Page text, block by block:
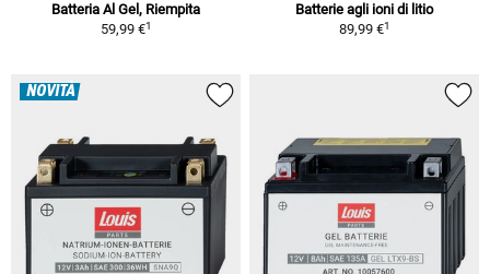
Batteria Al Gel, Riempita
59,99 €1
Batterie agli ioni di litio
89,99 €1
NOVITÀ